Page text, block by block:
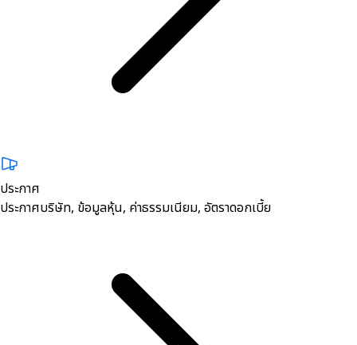
ประกาศ
ประกาศบริษัท, ข้อมูลหุ้น, ค่าธรรมเนียม, อัตราดอกเบี้ย